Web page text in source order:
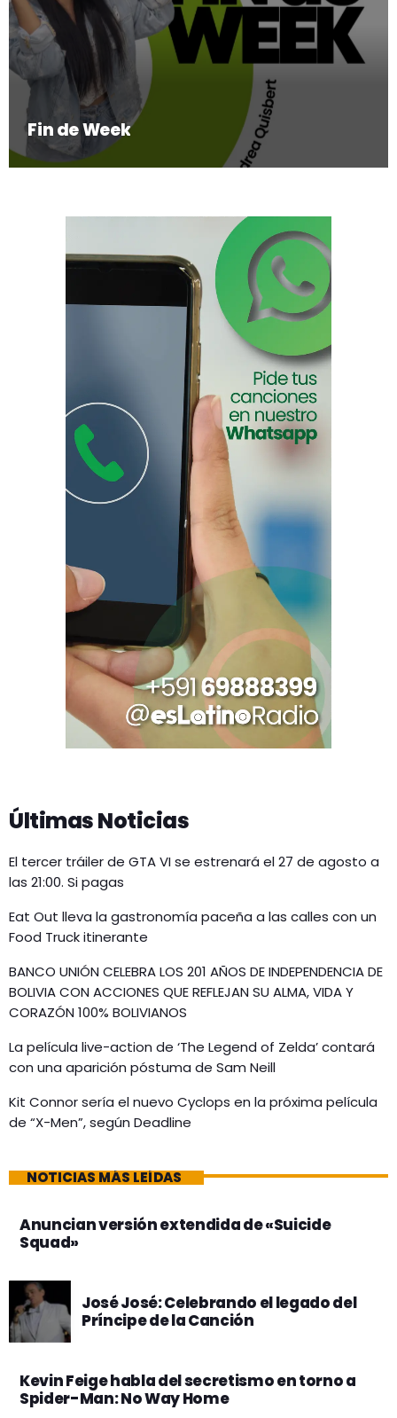
Fin de Week
Últimas Noticias
El tercer tráiler de GTA VI se estrenará el 27 de agosto a
las 21:00. Si pagas
Eat Out lleva la gastronomía paceña a las calles con un
Food Truck itinerante
BANCO UNIÓN CELEBRA LOS 201 AÑOS DE INDEPENDENCIA DE
BOLIVIA CON ACCIONES QUE REFLEJAN SU ALMA, VIDA Y
CORAZÓN 100% BOLIVIANOS
La película live-action de ‘The Legend of Zelda’ contará
con una aparición póstuma de Sam Neill
Kit Connor sería el nuevo Cyclops en la próxima película
de “X-Men”, según Deadline
NOTICIAS MÁS LEÍDAS
Anuncian versión extendida de «Suicide
Squad»
José José: Celebrando el legado del
Príncipe de la Canción
Kevin Feige habla del secretismo en torno a
Spider-Man: No Way Home